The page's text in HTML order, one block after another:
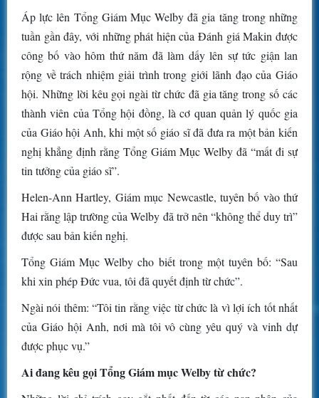
Áp lực lên Tổng Giám Mục Welby đã gia tăng trong những
tuần gần đây, với những phát hiện của Đánh giá Makin được
công bố vào hôm thứ năm đã làm dấy lên sự tức giận lan
rộng về trách nhiệm giải trình trong giới lãnh đạo của Giáo
hội. Những lời kêu gọi ngài từ chức đã gia tăng trong số các
thành viên của Tổng hội đồng, là cơ quan quản lý quốc gia
của Giáo hội Anh, khi một số giáo sĩ đã đưa ra một bản kiến
nghị khẳng định rằng Tổng Giám Mục Welby đã “mất đi sự
tin tưởng của giáo sĩ”.
Helen-Ann Hartley, Giám mục Newcastle, tuyên bố vào thứ
Hai rằng lập trường của Welby đã trở nên “không thể duy trì”
được sau bản kiến nghị.
Tổng Giám Mục Welby cho biết trong một tuyên bố: “Sau
khi xin phép Đức vua, tôi đã quyết định từ chức”.
Ngài nói thêm: “Tôi tin rằng việc từ chức là vì lợi ích tốt nhất
của Giáo hội Anh, nơi mà tôi vô cùng yêu quý và vinh dự
được phục vụ.”
Ai đang kêu gọi Tổng Giám mục Welby từ chức?